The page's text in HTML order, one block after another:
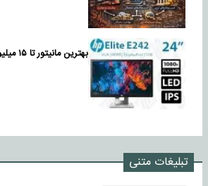
بهترین مانیتور تا ۱۵ میلیون تومان
تبلیغات متنی